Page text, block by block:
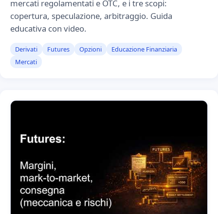
mercati regolamentati e OTC, e i tre scopi:
copertura, speculazione, arbitraggio. Guida
educativa con video.
Derivati Futures Opzioni
Educazione Finanziaria
Mercati